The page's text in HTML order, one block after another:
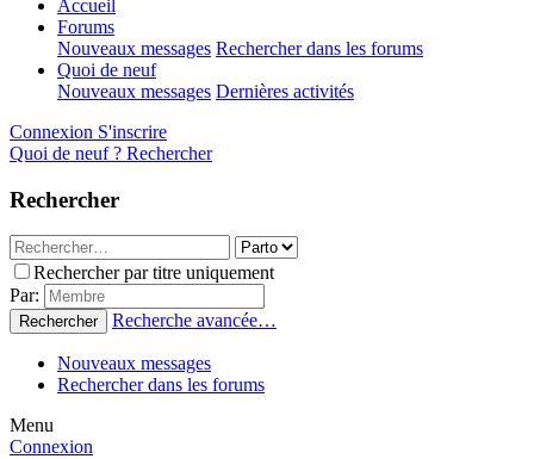
Accueil
Forums
Nouveaux messages Rechercher dans les forums
Quoi de neuf
Nouveaux messages Dernières activités
Connexion S'inscrire
Quoi de neuf ? Rechercher
Rechercher
Rechercher par titre uniquement
Par:
Rechercher Recherche avancée…
Nouveaux messages
Rechercher dans les forums
Menu
Connexion